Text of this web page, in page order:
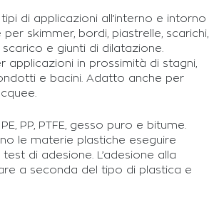
di applicazioni all’interno e intorno
skimmer, bordi, piastrelle, scarichi,
e giunti di dilatazione.
applicazioni in prossimità di stagni,
e bacini. Adatto anche per
PP, PTFE, gesso puro e bitume.
le materie plastiche eseguire
di adesione. L’adesione alla
a seconda del tipo di plastica e